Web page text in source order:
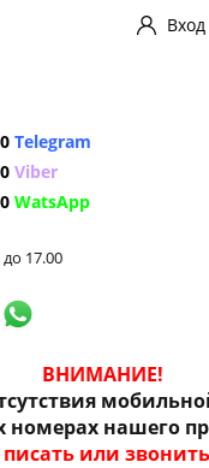
Вход
Telegram
Viber
WatsApp
17.00
ВНИМАНИЕ!
нашего
или